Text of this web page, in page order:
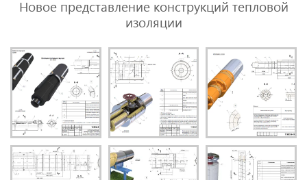
Новое представление конструкций тепловой
изоляции